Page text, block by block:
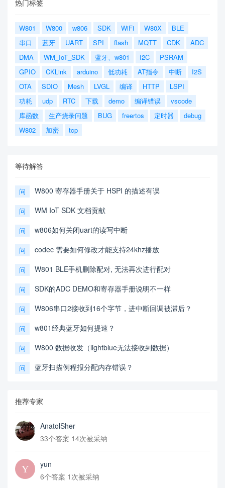
热门标签
W801 W800 w806 SDK WiFi W80X
BLE
串口
蓝牙 UART SPI flash MQTT CDK
ADC
DMA
WM_IoT_SDK 蓝牙、w801 I2C
PSRAM
GPIO
CKLink arduino 低功耗 AT指令 中断
I2S
OTA
SDIO Mesh LVGL 编译 HTTP
LSPI
功耗
udp RTC 下载 demo 编译错误
vscode
库函数
生产烧录问题 BUG freertos 定时器
debug
W802
加密 tcp
等待解答
问 W800 寄存器手册关于 HSPI 的描述有误
问 WM IoT SDK 文档贡献
问 w806如何关闭uart的读写中断
问 codec 需要如何修改才能支持24khz播放
问 W801 BLE手机删除配对, 无法再次进行配对
问 SDK的ADC DEMO和寄存器手册说明不一样
问 W806串口2接收到16个字节，进中断回调被滞后？
问 w801经典蓝牙如何提速？
问 W800 数据收发（lightblue无法接收到数据）
问 蓝牙扫描例程报分配内存错误？
推荐专家
AnatolSher
33个答案 14次被采纳
yun
6个答案 1次被采纳